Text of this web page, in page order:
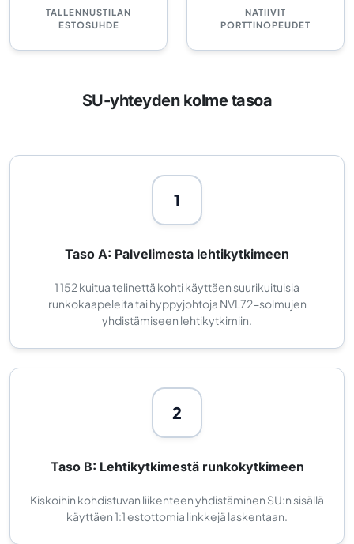
TALLENNUSTILAN
ESTOSUHDE
NATIIVIT
PORTTINOPEUDET
SU-yhteyden kolme tasoa
1
Taso A: Palvelimesta lehtikytkimeen
1 152 kuitua telinettä kohti käyttäen suurikuituisia
runkokaapeleita tai hyppyjohtoja NVL72-solmujen
yhdistämiseen lehtikytkimiin.
2
Taso B: Lehtikytkimestä runkokytkimeen
Kiskoihin kohdistuvan liikenteen yhdistäminen SU:n sisällä
käyttäen 1:1 estottomia linkkejä laskentaan.